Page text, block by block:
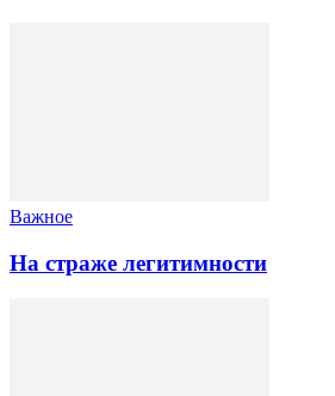
Важное
На страже легитимности